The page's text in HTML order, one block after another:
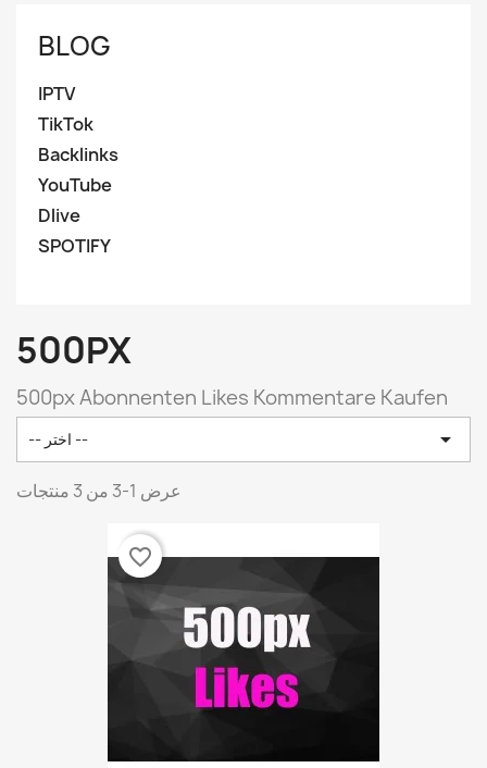
BLOG
IPTV
TikTok
Backlinks
YouTube
Dlive
SPOTIFY
500PX
500px Abonnenten Likes Kommentare Kaufen
-- اختر -- 
عرض 1-3 من 3 منتجات
favorite_border